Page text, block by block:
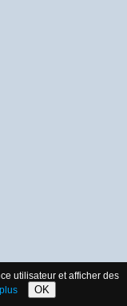
utilisateur et afficher des
OK